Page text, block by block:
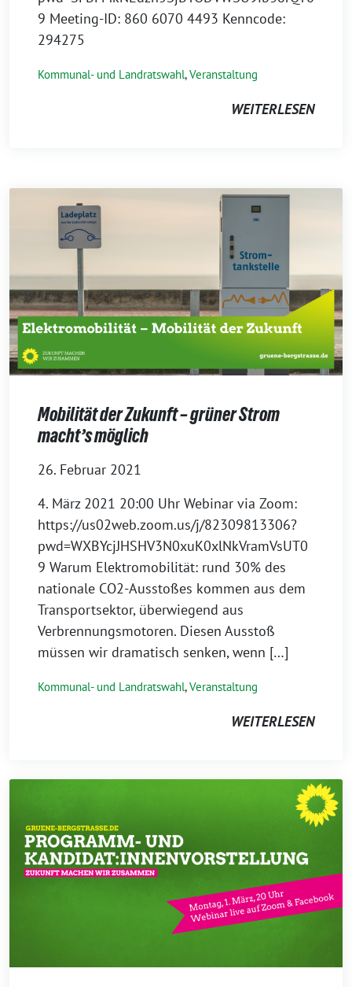
9 Meeting-ID: 860 6070 4493 Kenncode:
294275
Kommunal- und Landratswahl,Veranstaltung
WEITERLESEN
Mobilität der Zukunft – grüner Strom
macht’s möglich
26. Februar 2021
4. März 2021 20:00 Uhr Webinar via Zoom:
https://us02web.zoom.us/j/82309813306?
pwd=WXBYcjJHSHV3N0xuK0xlNkVramVsUT0
9 Warum Elektromobilität: rund 30% des
nationale CO2-Ausstoßes kommen aus dem
Transportsektor, überwiegend aus
Verbrennungsmotoren. Diesen Ausstoß
müssen wir dramatisch senken, wenn […]
Kommunal- und Landratswahl,Veranstaltung
WEITERLESEN